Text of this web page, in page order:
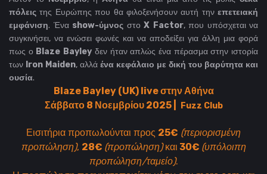
πόλεις της Ευρώπης που θα φιλοξενήσουν αυτή την επετειακή
εμφάνιση. Ένα show-ύμνος στο X Factor, που υπόσχεται να
συγκινήσει, να ενώσει φωνές και να αποδείξει για άλλη μια φορά
πως ο Blaze Bayley δεν ήταν απλώς ένα πέρασμα στην ιστορία
των Iron Maiden, αλλά ένα κεφάλαιο με δική του βαρύτητα και
ουσία.
Blaze Bayley (UK) live στην Αθήνα
Σάββατο 8 Νοεμβρίου 2025 |
Fuzz Club
Εισιτήρια προπωλούνται προς 25€ (περιορισμένη
προπώληση), 28€ (προπώληση)και 30€ (υπόλοιπη
προπώληση/ταμείο).